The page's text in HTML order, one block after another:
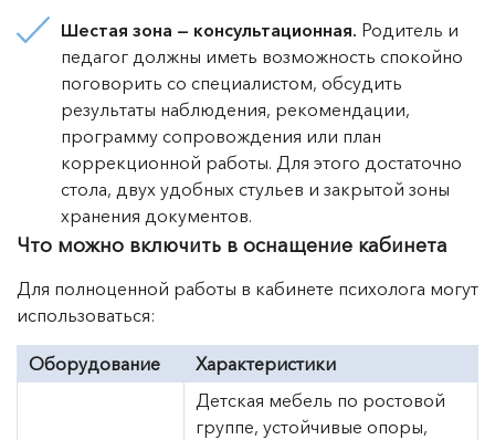
Шестая зона — консультационная. Родитель и
педагог должны иметь возможность спокойно
поговорить со специалистом, обсудить
результаты наблюдения, рекомендации,
программу сопровождения или план
коррекционной работы. Для этого достаточно
стола, двух удобных стульев и закрытой зоны
хранения документов.
Что можно включить в оснащение кабинета
Для полноценной работы в кабинете психолога могут
использоваться:
Оборудование Характеристики
Детская мебель по ростовой
группе, устойчивые опоры,